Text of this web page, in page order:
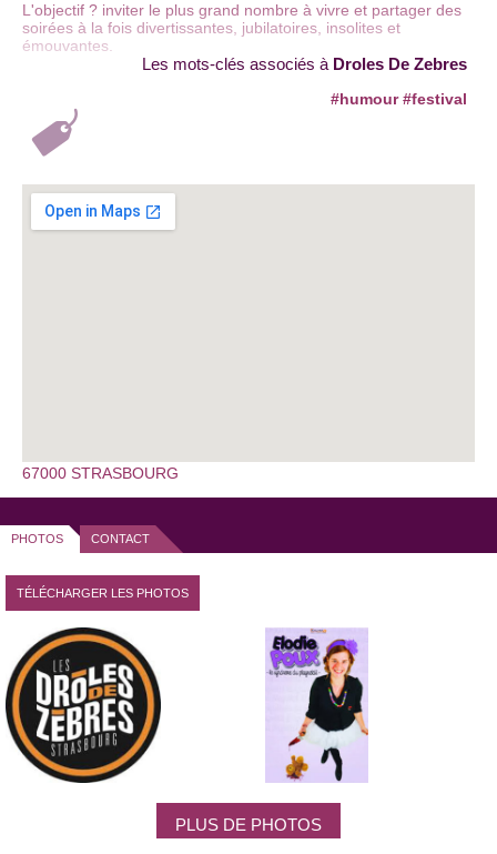
L'objectif ? inviter le plus grand nombre à vivre et partager des
soirées à la fois divertissantes, jubilatoires, insolites et
émouvantes.
Les mots-clés associés à Droles De Zebres
#humour#festival
67000 STRASBOURG
PHOTOS CONTACT
TÉLÉCHARGER LES PHOTOS
PLUS DE PHOTOS